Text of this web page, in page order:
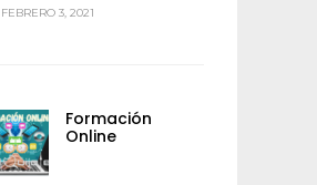
FEBRERO 3, 2021
Formación
Online